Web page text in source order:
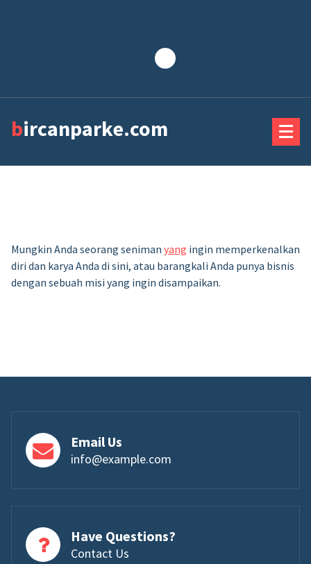
bircanparke.com
Mungkin Anda seorang seniman yang ingin memperkenalkan
diri dan karya Anda di sini, atau barangkali Anda punya bisnis
dengan sebuah misi yang ingin disampaikan.
Email Us
info@example.com
Have Questions?
Contact Us